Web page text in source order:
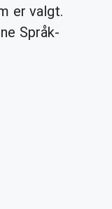
er valgt.
Språk-